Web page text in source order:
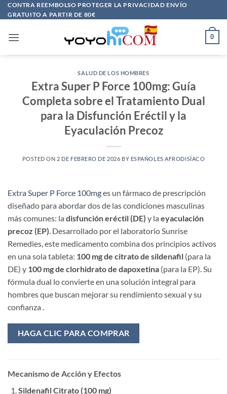
Saltar
al
CONTRA REEMBOLSO PROTEGER LA PRIVACIDAD ENVÍO
GRATUITO A PARTIR DE 80€
0
SALUD DE LOS HOMBRES
Extra Super P Force 100mg: Guía
Completa sobre el Tratamiento Dual
para la Disfunción Eréctil y la
Eyaculación Precoz​
POSTED ON 2 DE FEBRERO DE 2026 BY ESPAÑOLES AFRODISÍACO
Extra Super P Force 100mges un fármaco de prescripción
diseñado para abordar dos de las condiciones masculinas
más comunes: la disfunción eréctil (DE) ​ y la eyaculación
precoz (EP) . Desarrollado por el laboratorio Sunrise
Remedies, este medicamento combina dos principios activos
en una sola tableta: 100 mg de citrato de sildenafil ​ (para la
DE) y 100 mg de clorhidrato de dapoxetina ​ (para la EP). Su
fórmula dual lo convierte en una solución integral para
hombres que buscan mejorar su rendimiento sexual y su
confianza .
HAGA CLIC PARA COMPRAR
Mecanismo de Acción y Efectos
Sildenafil Citrato (100 mg)